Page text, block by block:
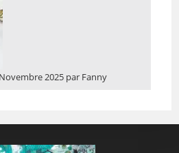
2025 par Fanny